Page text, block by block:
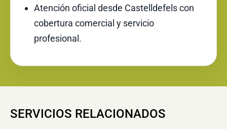
Atención oficial desde Castelldefels con
cobertura comercial y servicio
profesional.
SERVICIOS RELACIONADOS